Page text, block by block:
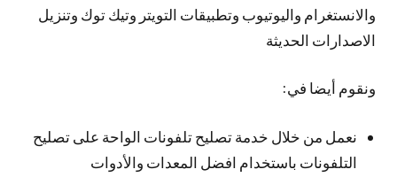
والانستغرام واليوتيوب وتطبيقات التويتر وتيك توك وتنزيل
الاصدارات الحديثة
ونقوم أيضا في:
نعمل من خلال خدمة تصليح تلفونات الواحة على تصليح
التلفونات باستخدام افضل المعدات والأدوات